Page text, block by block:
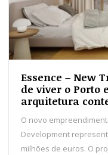
Essence – New
de viver o Porto
arquitetura
O novo
Development
milhões de euros. O